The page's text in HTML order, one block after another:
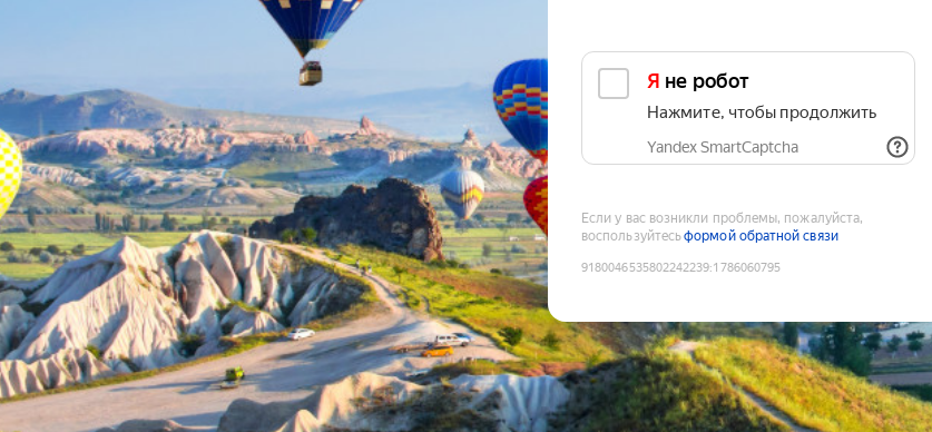
Я не робот
Нажмите, чтобы продолжить
Yandex SmartCaptcha
Если у вас возникли проблемы, пожалуйста,
воспользуйтесьформой обратной связи
9180046535802242239:1786060795